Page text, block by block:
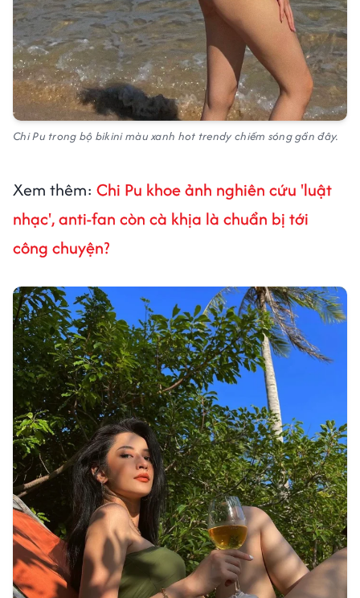
Chi Pu trong bộ bikini màu xanh hot trendy chiếm sóng gần đây.
Xem thêm: Chi Pu khoe ảnh nghiên cứu 'luật
nhạc', anti-fan còn cà khịa là chuẩn bị tới
công chuyện?